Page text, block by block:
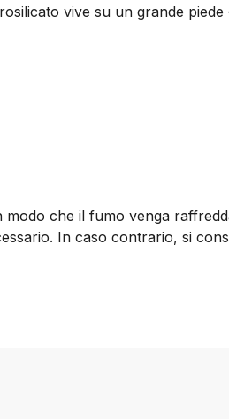
vive su un grande piede
che il fumo venga
In caso contrario, si